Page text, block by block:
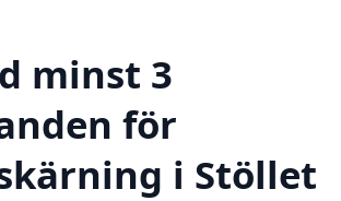
minst 3
för
i Stöllet